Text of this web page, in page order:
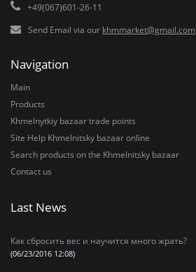
+49(067)601-26-11
Send Email via our khmmarket@gmail.com
Navigation
Main
Products
Khmelnytkiy bazaar trade points
Site Help Khmelnitsky bazaar online
Search products on the Khmelnitsky bazaar
Contact us
Last News
Как сбросить вес и научится много жрать?
(06/23/2016 12:08)